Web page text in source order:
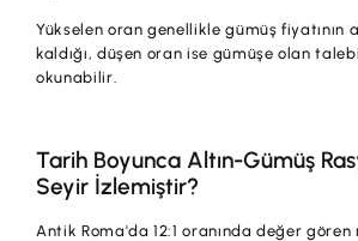
Yükselen oran genellikle gümüş fiyatının
kaldığı, düşen oran ise gümüşe olan
okunabilir.
Tarih Boyunca Altın-Gümüş
Seyir İzlemiştir?
Antik Roma'da 12:1 oranında değer